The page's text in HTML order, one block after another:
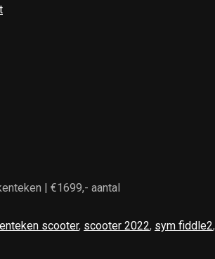
| €1699,- aantal
scooter, scooter 2022, sym fiddle2,